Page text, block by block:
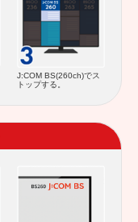
J:COM BS(260ch)でス
トップする。